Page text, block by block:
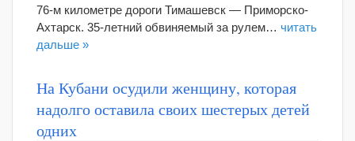
76-м километре дороги Тимашевск — Приморско-
Ахтарск. 35-летний обвиняемый за рулем… читать
дальше »
На Кубани осудили женщину, которая
надолго оставила своих шестерых детей
одних